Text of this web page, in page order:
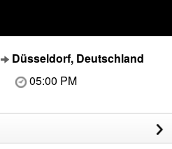
Düsseldorf, Deutschland
05:00 PM